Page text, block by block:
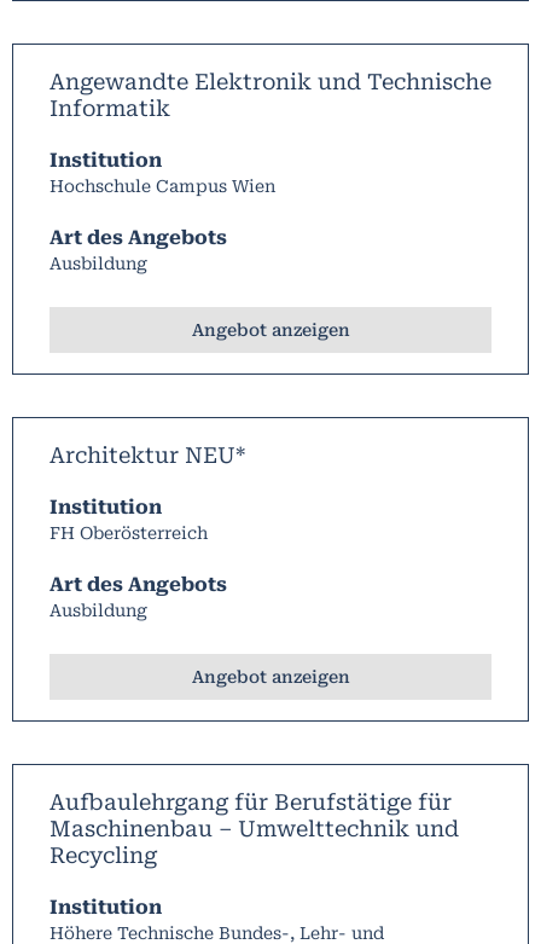
Angewandte Elektronik und Technische
Informatik
Institution
Hochschule Campus Wien
Art des Angebots
Ausbildung
Angebot anzeigen
Architektur NEU*
Institution
FH Oberösterreich
Art des Angebots
Ausbildung
Angebot anzeigen
Aufbaulehrgang für Berufstätige für
Maschinenbau – Umwelttechnik und
Recycling
Institution
Höhere Technische Bundes-, Lehr- und